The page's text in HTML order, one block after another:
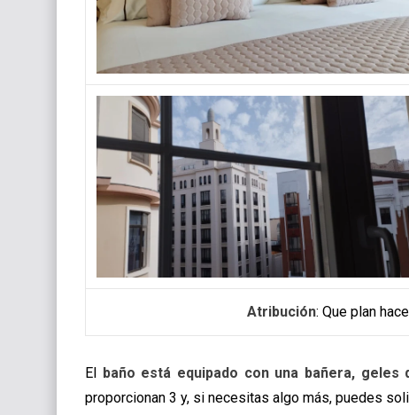
Atribución: Que plan
El baño está equipado con una bañera,
proporcionan 3 y, si necesitas algo más, puedes